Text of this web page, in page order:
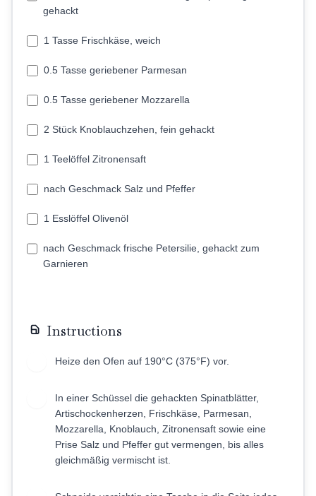
gehackt
1 Tasse Frischkäse, weich
0.5 Tasse geriebener Parmesan
0.5 Tasse geriebener Mozzarella
2 Stück Knoblauchzehen, fein gehackt
1 Teelöffel Zitronensaft
nach Geschmack Salz und Pfeffer
1 Esslöffel Olivenöl
nach Geschmack frische Petersilie, gehackt zum
Garnieren
Instructions
Heize den Ofen auf 190°C (375°F) vor.
In einer Schüssel die gehackten Spinatblätter,
Artischockenherzen, Frischkäse, Parmesan,
Mozzarella, Knoblauch, Zitronensaft sowie eine
Prise Salz und Pfeffer gut vermengen, bis alles
gleichmäßig vermischt ist.